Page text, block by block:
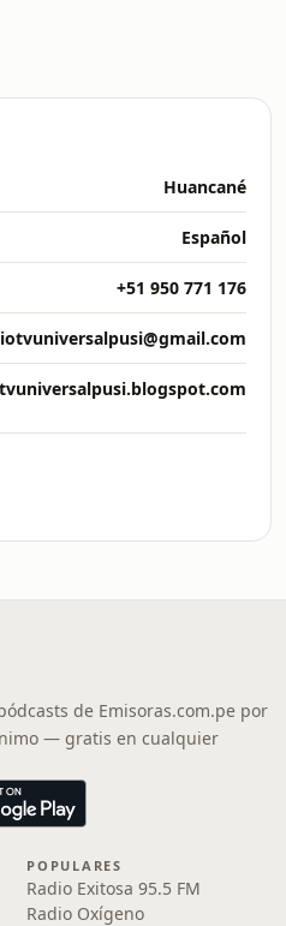
Huancané
Español
+51 950 771 176
de Emisoras.com.pe por
— gratis en cualquier
POPULARES
Radio Exitosa 95.5 FM
Radio Oxígeno